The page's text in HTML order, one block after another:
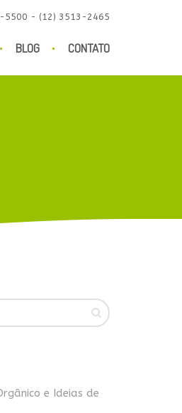
5500 - (12) 3513-2465
BLOG CONTATO
e Ideias de